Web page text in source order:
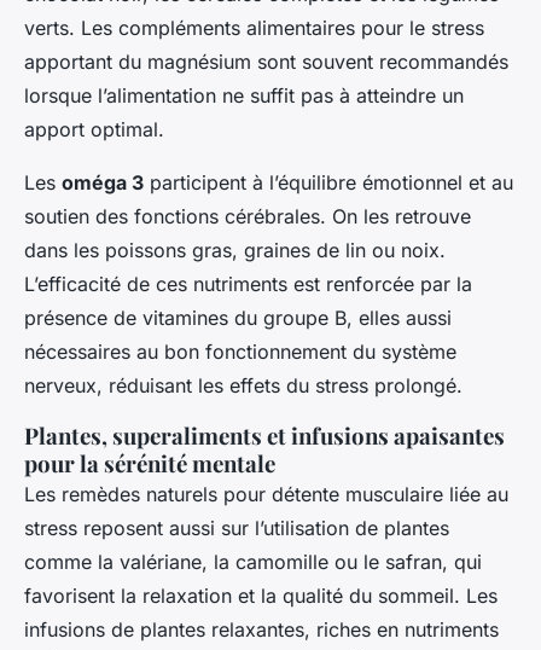
verts. Les compléments alimentaires pour le stress
apportant du magnésium sont souvent recommandés
lorsque l’alimentation ne suffit pas à atteindre un
apport optimal.
Les oméga 3 participent à l’équilibre émotionnel et au
soutien des fonctions cérébrales. On les retrouve
dans les poissons gras, graines de lin ou noix.
L’efficacité de ces nutriments est renforcée par la
présence de vitamines du groupe B, elles aussi
nécessaires au bon fonctionnement du système
nerveux, réduisant les effets du stress prolongé.
Plantes, superaliments et infusions apaisantes
pour la sérénité mentale
Les remèdes naturels pour détente musculaire liée au
stress reposent aussi sur l’utilisation de plantes
comme la valériane, la camomille ou le safran, qui
favorisent la relaxation et la qualité du sommeil. Les
infusions de plantes relaxantes, riches en nutriments